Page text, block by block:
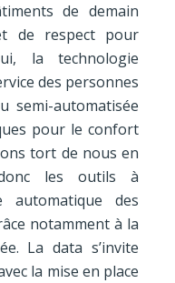
de demain
de respect pour
la technologie
des personnes
semi-automatisée
pour le confort
tort de nous en
les outils à
des
notamment à la
La data s’invite
la mise en place